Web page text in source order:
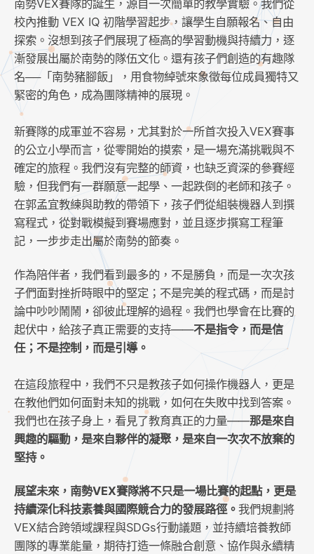
南勢VEX賽隊的誕生，源自一次簡單的教學實驗。我們從
校內推動 VEX IQ 初階學習起步，讓學生自願報名、自由
探索。沒想到孩子們展現了極高的學習動機與持續力，逐
漸發展出屬於南勢的隊伍文化。還有孩子們創造的有趣隊
名──「南勢豬腳飯」，用食物綽號來象徵每位成員獨特又
緊密的角色，成為團隊精神的展現。
新賽隊的成軍並不容易，尤其對於一所首次投入VEX賽事
的公立小學而言，從零開始的摸索，是一場充滿挑戰與不
確定的旅程。我們沒有完整的師資，也缺乏資深的參賽經
驗，但我們有一群願意一起學、一起跌倒的老師和孩子。
在郭孟宜教練與助教的帶領下，孩子們從組裝機器人到撰
寫程式，從對戰模擬到賽場應對，並且逐步撰寫工程筆
記，一步步走出屬於南勢的節奏。
作為陪伴者，我們看到最多的，不是勝負，而是一次次孩
子們面對挫折時眼中的堅定；不是完美的程式碼，而是討
論中吵吵鬧鬧 ， 卻彼此理解的過程。我們也學會在比賽的
起伏中，給孩子真正需要的支持——不是指令，而是信
任；不是控制，而是引導。
在這段旅程中，我們不只是教孩子如何操作機器人，更是
在教他們如何面對未知的挑戰，如何在失敗中找到答案。
我們也在孩子身上，看見了教育真正的力量——那是來自
興趣的驅動，是來自夥伴的凝聚，是來自一次次不放棄的
堅持。
展望未來，南勢VEX賽隊將不只是一場比賽的起點，更是
持續深化科技素養與國際競合力的發展路徑。 我們規劃將
VEX結合跨領域課程與SDGs行動議題，並持續培養教師
團隊的專業能量，期待打造一條融合創意、協作與永續精